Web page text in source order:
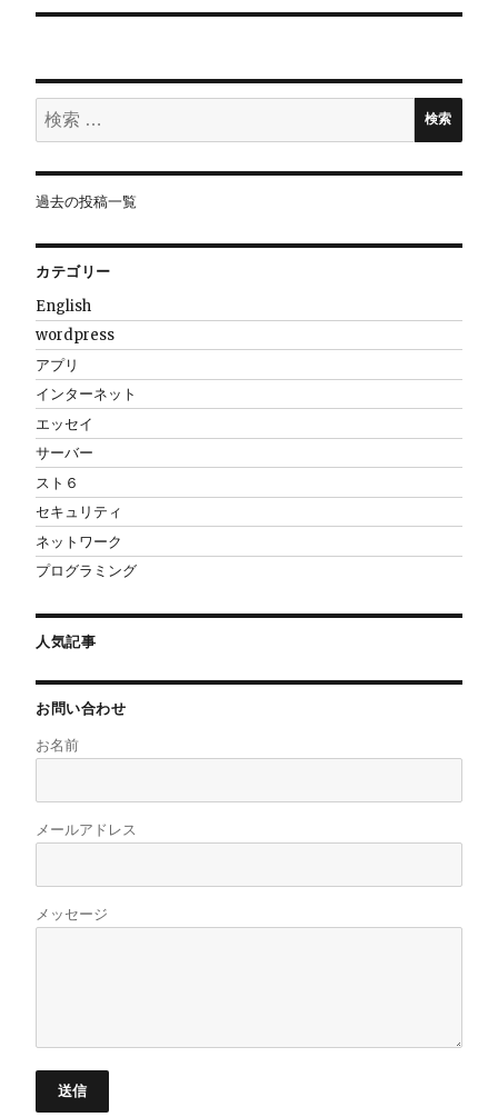
ー
ョ
ン
検
索:
検索
過去の投稿一覧
カテゴリー
English
wordpress
アプリ
インターネット
エッセイ
サーバー
スト６
セキュリティ
ネットワーク
プログラミング
人気記事
お問い合わせ
お名前
メールアドレス
メッセージ
送信